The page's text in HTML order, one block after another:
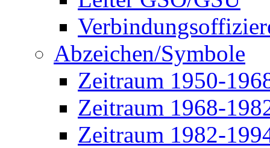
Abzeichen/Symbole
Zeitraum 1950-
Zeitraum 1968-
Zeitraum 1982-